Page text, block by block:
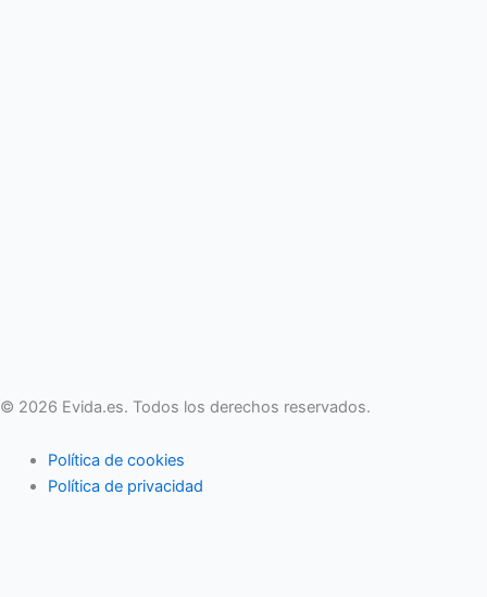
© 2026 Evida.es. Todos los derechos reservados.
Política de cookies
Política de privacidad